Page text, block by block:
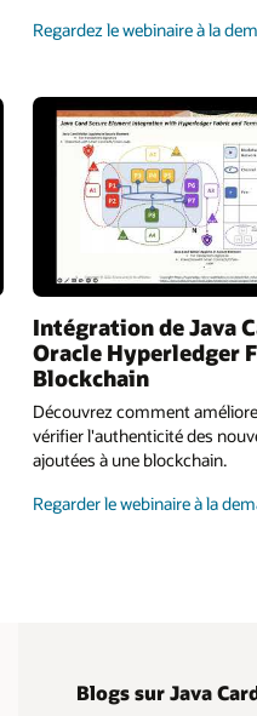
Regardez le webinaire à la
Intégration de Java
Oracle Hyperledger
Blockchain
Découvrez comment
vérifier l'authenticité des
ajoutées à une blockchain.
Regarder le webinaire à la
Blogs sur Java